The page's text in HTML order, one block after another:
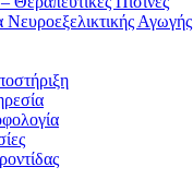
Αγωγής